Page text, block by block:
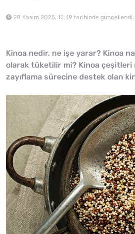
28 Kasım 2025, 12:49 tarihinde güncellendi.
Kinoa nedir, ne işe yarar? Kinoa
olarak tüketilir mi? Kinoa çeşitleri
zayıflama sürecine destek olan